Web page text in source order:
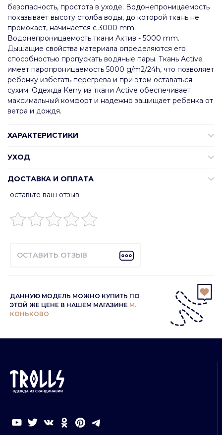
безопасность, простота в уходе. Водонепроницаемость
показывает высоту столба воды, до которой ткань не
промокает, начинается с 3000 mm.
Водонепроницаемость ткани Актив - 5000 mm.
Дышащие свойства материала определяются его
способностью пропускать водяные пары. Ткань Active
имеет паропроницаемость 5000 g/m2/24h, что позволяет
ребенку избегать перегрева и при этом оставаться
сухим. Одежда Kerry из ткани Active обеспечивает
максимальный комфорт и надежно защищает ребенка от
ветра и дождя.
ХАРАКТЕРИСТИКИ
УХОД
ДОСТАВКА И ОПЛАТА
оставьте ваш отзыв
ОСТАВИТЬ ОТЗЫВ
ДАННУЮ МОДЕЛЬ МОЖНО КУПИТЬ ПО
ЭТОЙ ЖЕ ЦЕНЕ В НАШЕМ МАГАЗИНЕ М.
КОНЬКОВО